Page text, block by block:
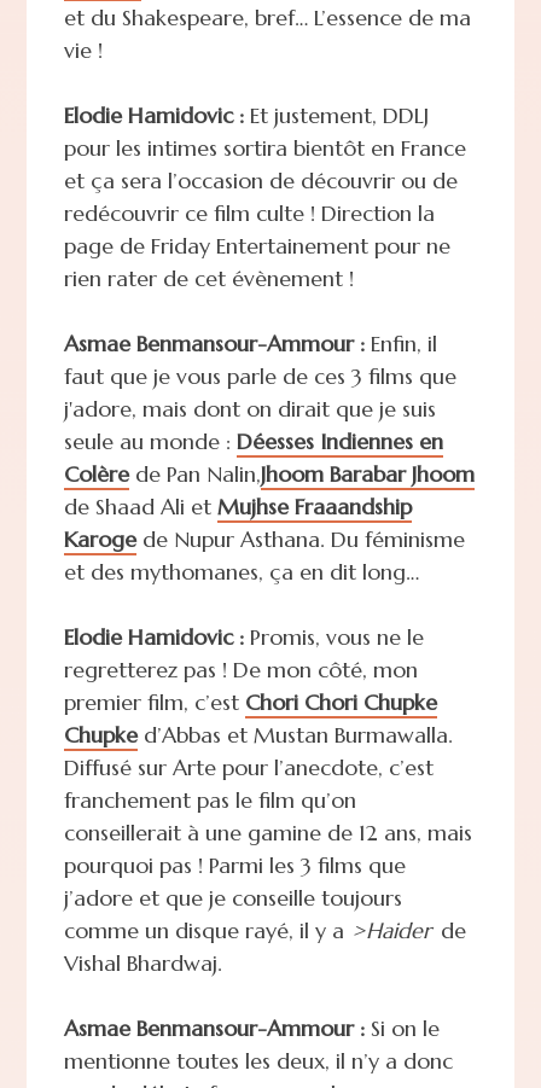
et du Shakespeare, bref… L’essence de ma
vie !
Elodie Hamidovic :Et justement, DDLJ
pour les intimes sortira bientôt en France
et ça sera l’occasion de découvrir ou de
redécouvrir ce film culte ! Direction la
page de Friday Entertainement pour ne
rien rater de cet évènement !
Asmae Benmansour-Ammour :Enfin, il
faut que je vous parle de ces 3 films que
j'adore, mais dont on dirait que je suis
seule au monde : Déesses Indiennes en
Colèrede Pan Nalin,Jhoom Barabar Jhoom
de Shaad Ali et Mujhse Fraaandship
Karogede Nupur Asthana. Du féminisme
et des mythomanes, ça en dit long…
Elodie Hamidovic :Promis, vous ne le
regretterez pas ! De mon côté, mon
premier film, c’est Chori Chori Chupke
Chupked’Abbas et Mustan Burmawalla.
Diffusé sur Arte pour l’anecdote, c’est
franchement pas le film qu’on
conseillerait à une gamine de 12 ans, mais
pourquoi pas ! Parmi les 3 films que
j’adore et que je conseille toujours
comme un disque rayé, il y a >Haider de
Vishal Bhardwaj.
Asmae Benmansour-Ammour :Si on le
mentionne toutes les deux, il n’y a donc